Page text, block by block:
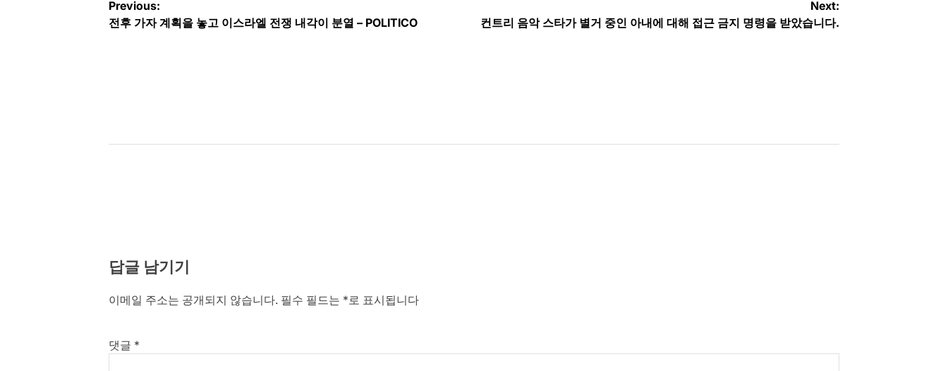
글
탐
Previous:
전후 가자 계획을 놓고 이스라엘 전쟁 내각이 분열 – POLITICO
Next:
컨트리 음악 스타가 별거 중인 아내에 대해 접근 금지 명령을 받았습니다.
답글 남기기
이메일 주소는 공개되지 않습니다. 필수 필드는 *로 표시됩니다
댓글 *